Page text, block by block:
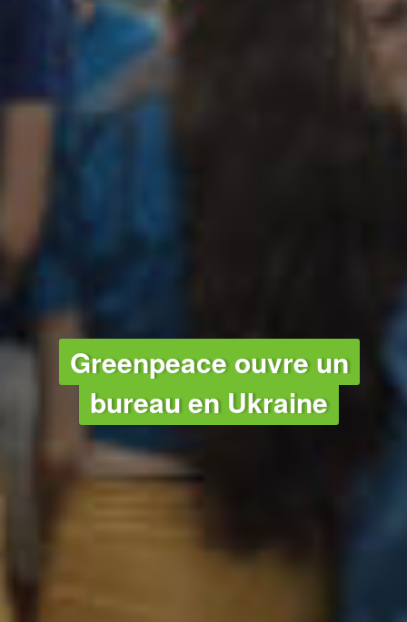
Greenpeace ouvre un
bureau en Ukraine